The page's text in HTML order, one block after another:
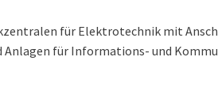
für Elektrotechnik mit
für Informations- und